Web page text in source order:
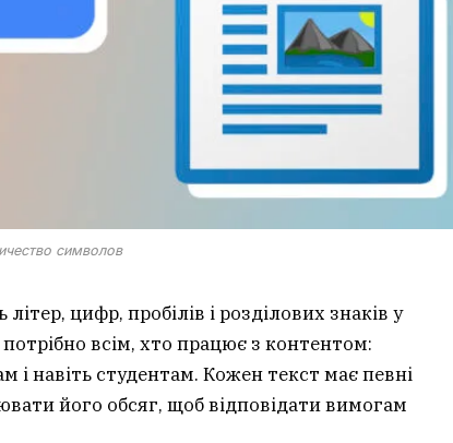
символов
цифр, пробілів і розділових знаків у
всім, хто працює з контентом:
і навіть студентам. Кожен текст має певні
його обсяг, щоб відповідати вимогам